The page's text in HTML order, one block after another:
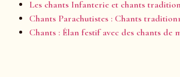
Les chants Infanterie et chants
Chants Parachutistes : Chants
Chants : Élan festif avec des chants de